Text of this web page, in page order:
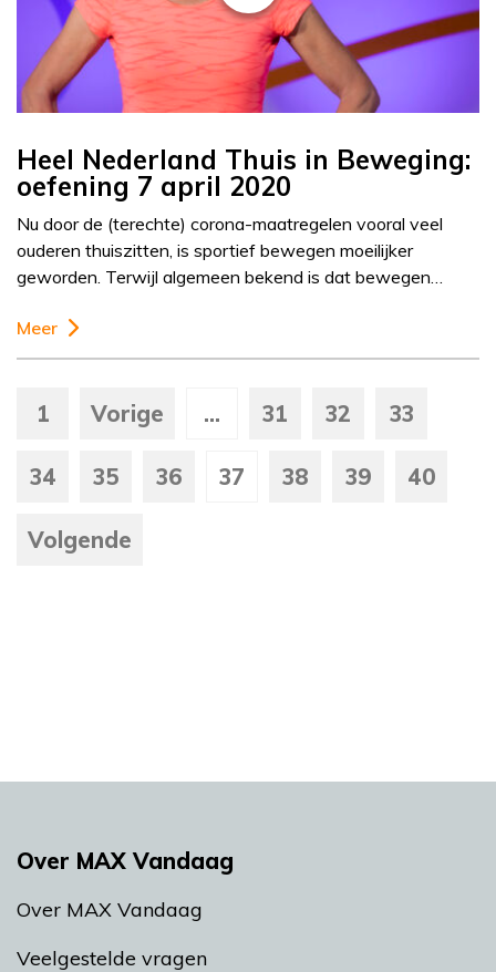
Heel Nederland Thuis in Beweging:
oefening 7 april 2020
Nu door de (terechte) corona-maatregelen vooral veel
ouderen thuiszitten, is sportief bewegen moeilijker
geworden. Terwijl algemeen bekend is dat bewegen…
Meer
1 Vorige ... 31 32 33
34 35 36 37 38 39 40
Volgende
Over MAX Vandaag
Over MAX Vandaag
Veelgestelde vragen